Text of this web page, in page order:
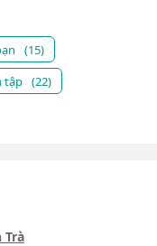
(15)
tập (22)
Trà